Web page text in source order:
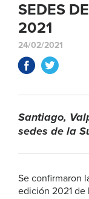
SEDES
2021
24/02/2021
Santiago,
sedes de la
Se confirmaron
edición 2021 de